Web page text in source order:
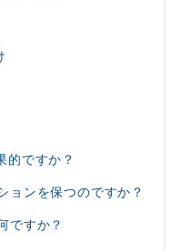
的ですか？
ョンを保つのですか？
ですか？